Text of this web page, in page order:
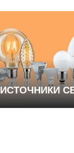
ИСТОЧНИКИ